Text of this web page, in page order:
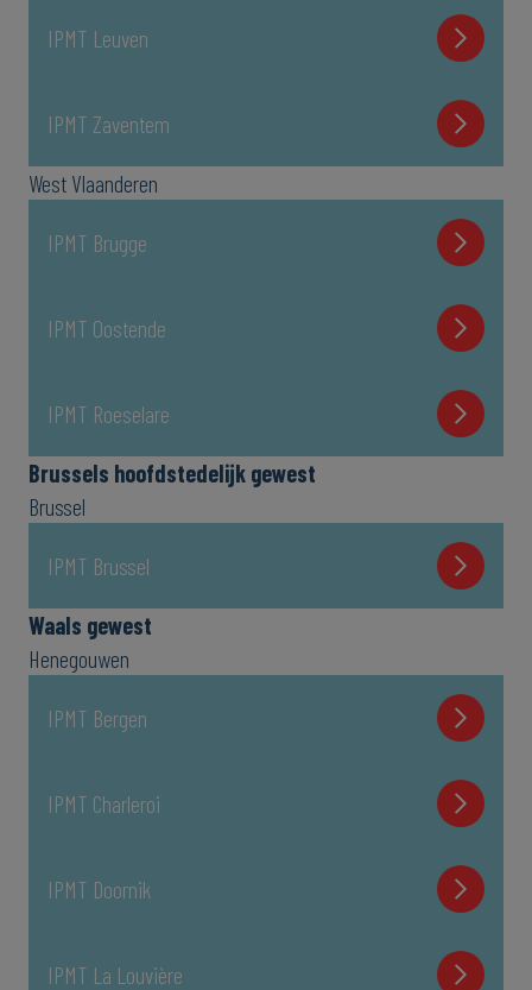
IPMT Leuven
IPMT Zaventem
West Vlaanderen
IPMT Brugge
IPMT Oostende
IPMT Roeselare
Brussels hoofdstedelijk gewest
Brussel
IPMT Brussel
Waals gewest
Henegouwen
IPMT Bergen
IPMT Charleroi
IPMT Doornik
IPMT La Louvière